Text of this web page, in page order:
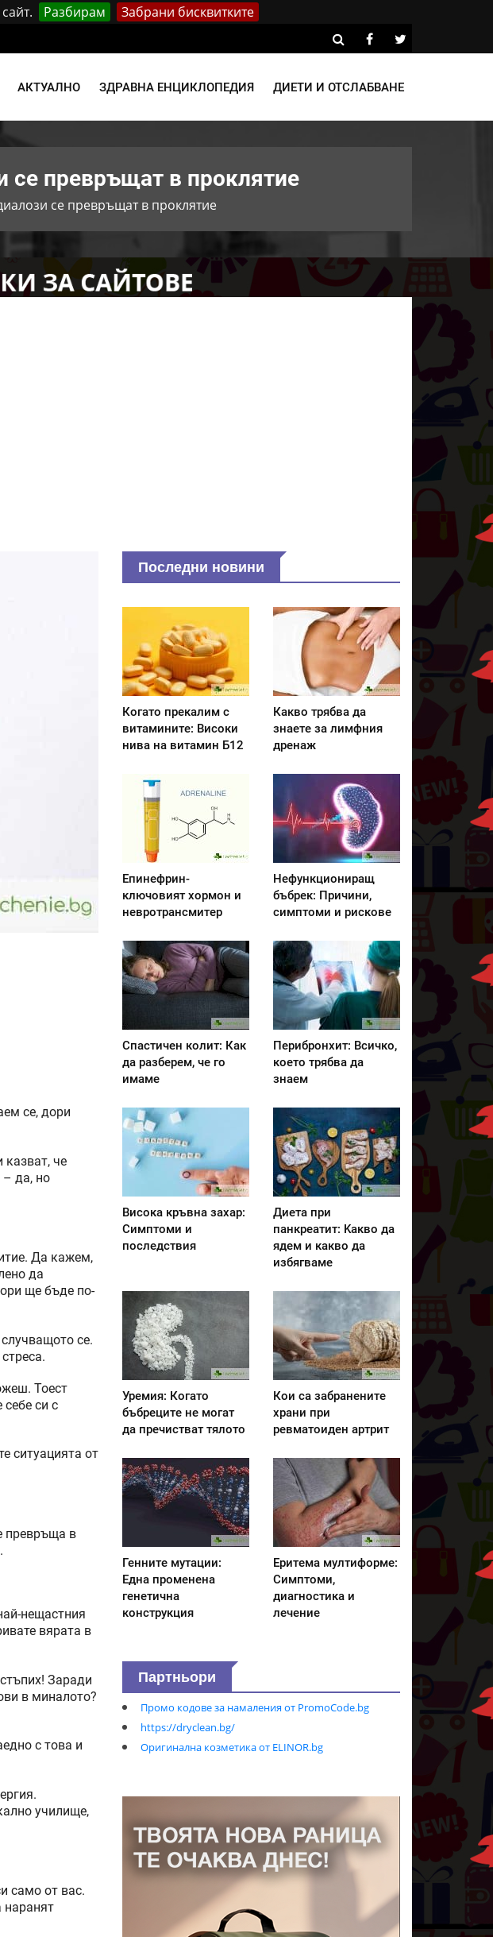
Разбирам Забрани бисквитките
АКТУАЛНО ЗДРАВНА ЕНЦИКЛОПЕДИЯ ДИЕТИ И ОТСЛАБВАНЕ
се превръщат в проклятие
се превръщат в проклятие
се, дори
казват, че
– да, но
Да кажем,
да
ще бъде по-
се.
Тоест
си с
ситуацията от
превръща в
нещастния
вярата в
Заради
в миналото?
с това и
училище,
само от вас.
наранят
Последни новини
Когато прекалим с
витамините: Високи
нива на витамин Б12
Какво трябва да
знаете за лимфния
дренаж
Епинефрин-
ключовият хормон и
невротрансмитер
Нефункциониращ
бъбрек: Причини,
симптоми и рискове
Спастичен колит: Как
да разберем, че го
имаме
Перибронхит: Всичко,
което трябва да
знаем
Висока кръвна захар:
Симптоми и
последствия
Диета при
панкреатит: Kакво да
ядем и какво да
избягваме
Уремия: Когато
бъбреците не могат
да пречистват тялото
Кои са забранените
храни при
ревматоиден артрит
Генните мутации:
Една променена
генетична
конструкция
Еритема мултиформе:
Симптоми,
диагностика и
лечение
Партньори
Промо кодове за намаления от PromoCode.bg
https://dryclean.bg/
Оригинална козметика от ELINOR.bg